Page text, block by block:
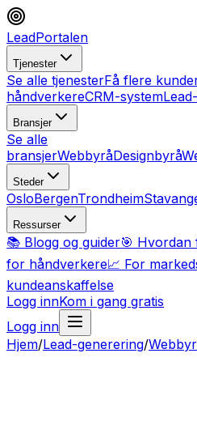
LeadPortalen
Tjenester
Se alle tjenesterFå flere
håndverkereCRM-system
Bransjer
Se alle
bransjerWebbyråDesignbyrå
Steder
OsloBergenTrondheim
Ressurser
📚 Blogg og guider🎯
for håndverkere📈 For
kundeanskaffelse
Logg innKom i gang gratis
Logg inn
Hjem/Lead-generering/